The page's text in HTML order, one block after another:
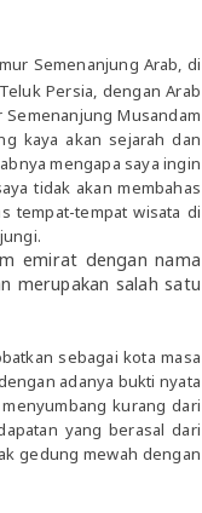
Semenanjung Arab, di
Persia, dengan Arab
Musandam
kaya akan sejarah dan
mengapa saya ingin
tidak akan membahas
tempat-tempat wisata di
emirat dengan nama
merupakan salah satu
sebagai kota masa
adanya bukti nyata
kurang dari
yang berasal dari
gedung mewah dengan